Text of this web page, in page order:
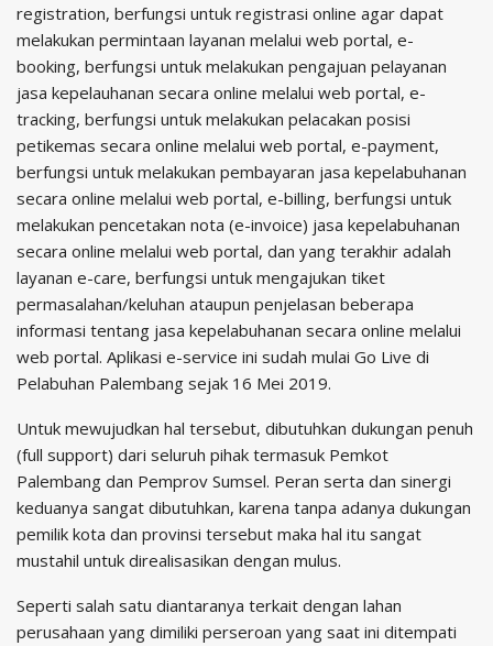
registration, berfungsi untuk registrasi online agar dapat
melakukan permintaan layanan melalui web portal, e-
booking, berfungsi untuk melakukan pengajuan pelayanan
jasa kepelauhanan secara online melalui web portal, e-
tracking, berfungsi untuk melakukan pelacakan posisi
petikemas secara online melalui web portal, e-payment,
berfungsi untuk melakukan pembayaran jasa kepelabuhanan
secara online melalui web portal, e-billing, berfungsi untuk
melakukan pencetakan nota (e-invoice) jasa kepelabuhanan
secara online melalui web portal, dan yang terakhir adalah
layanan e-care, berfungsi untuk mengajukan tiket
permasalahan/keluhan ataupun penjelasan beberapa
informasi tentang jasa kepelabuhanan secara online melalui
web portal. Aplikasi e-service ini sudah mulai Go Live di
Pelabuhan Palembang sejak 16 Mei 2019.
Untuk mewujudkan hal tersebut, dibutuhkan dukungan penuh
(full support) dari seluruh pihak termasuk Pemkot
Palembang dan Pemprov Sumsel. Peran serta dan sinergi
keduanya sangat dibutuhkan, karena tanpa adanya dukungan
pemilik kota dan provinsi tersebut maka hal itu sangat
mustahil untuk direalisasikan dengan mulus.
Seperti salah satu diantaranya terkait dengan lahan
perusahaan yang dimiliki perseroan yang saat ini ditempati